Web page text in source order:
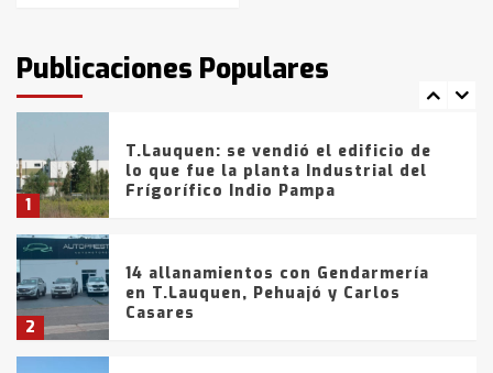
Publicaciones Populares
fueron detenidos por
comercialización de drogas en la
tarde del sábado
1
T.Lauquen: se vendió el edificio de
lo que fue la planta Industrial del
Frígorífico Indio Pampa
2
14 allanamientos con Gendarmería
en T.Lauquen, Pehuajó y Carlos
Casares